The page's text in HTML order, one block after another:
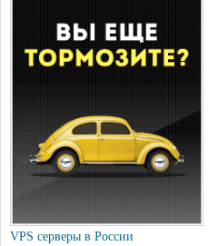
VPS серверы в России